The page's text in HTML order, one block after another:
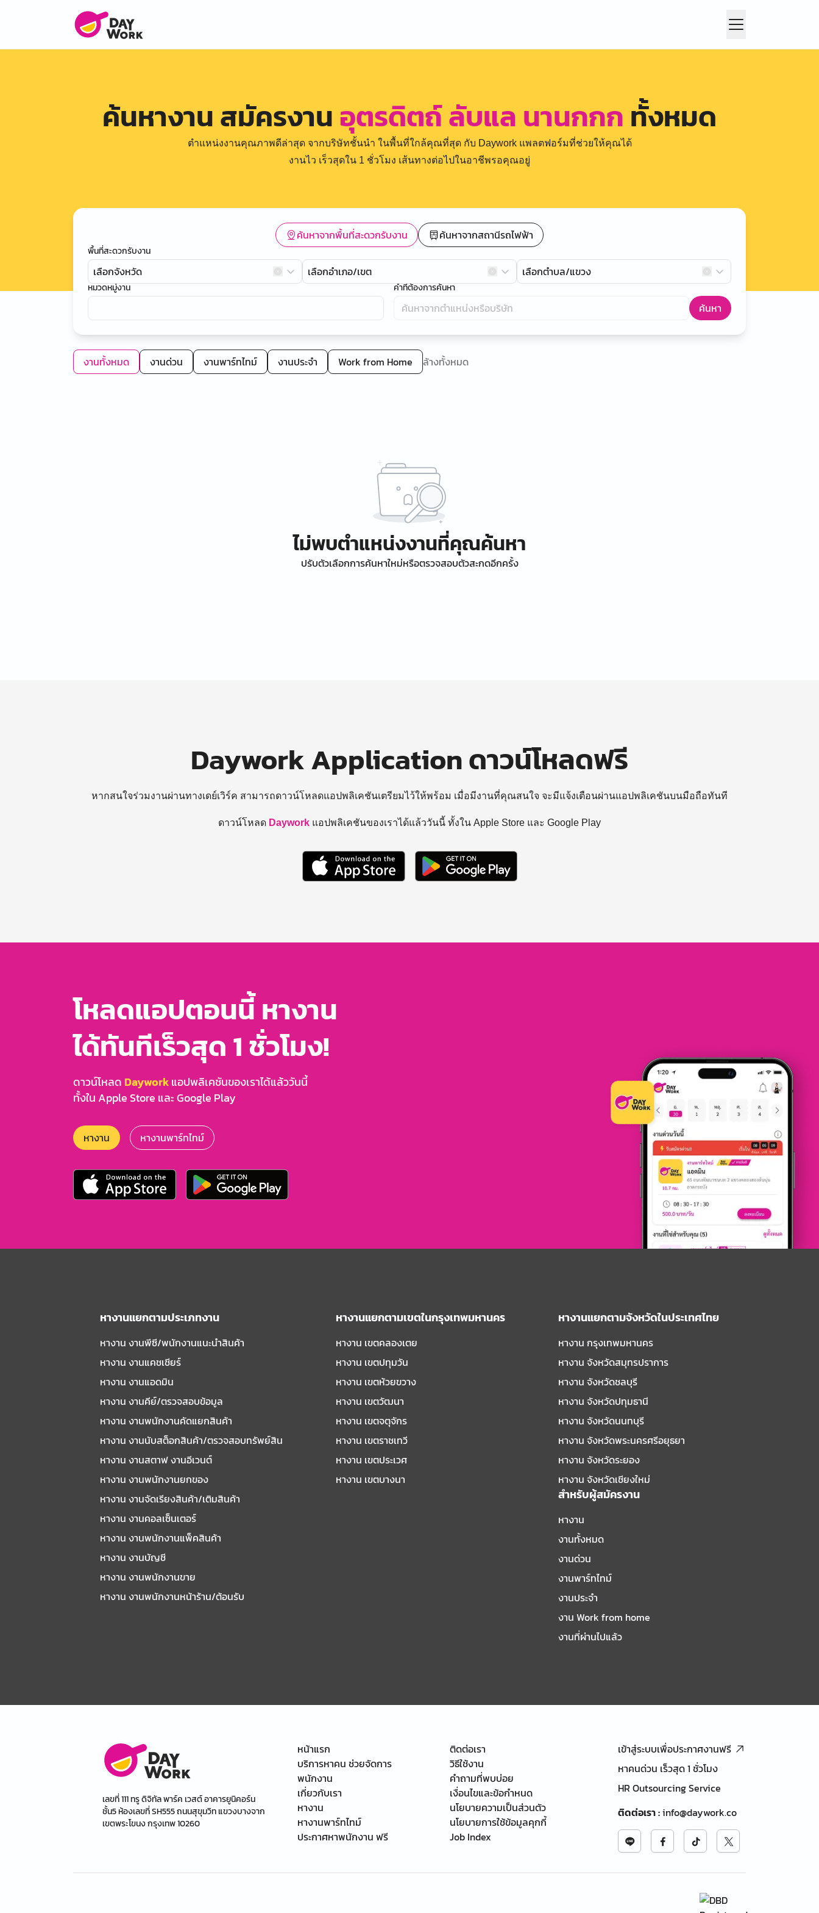
ค้นหางาน สมัครงานอุตรดิตถ์ ลับแล นานกกก ทั้งหมด
ตำแหน่งงานคุณภาพดีล่าสุด จากบริษัทชั้นนำ ในพื้นที่ใกล้คุณที่สุด กับ Daywork แพลตฟอร์มที่ช่วยให้คุณได้
งานไว เร็วสุดใน 1 ชั่วโมง เส้นทางต่อไปในอาชีพรอคุณอยู่
ค้นหาจากพื้นที่สะดวกรับงาน ค้นหาจากสถานีรถไฟฟ้า
พื้นที่สะดวกรับงาน
เลือกจังหวัด เลือกอำเภอ/เขต เลือกตำบล/แขวง
หมวดหมู่งาน คำที่ต้องการค้นหา
ค้นหา
งานทั้งหมด งานด่วน งานพาร์ทไทม์ งานประจำ Work from Home ล้างทั้งหมด
ไม่พบตำแหน่งงานที่คุณค้นหา
ปรับตัวเลือกการค้นหาใหม่หรือตรวจสอบตัวสะกดอีกครั้ง
Daywork Application ดาวน์โหลดฟรี
หากสนใจร่วมงานผ่านทางเดย์เวิร์ค สามารถดาวน์โหลดแอปพลิเคชันเตรียมไว้ให้พร้อม เมื่อมีงานที่คุณสนใจ จะมีแจ้งเตือนผ่านแอปพลิเคชันบนมือถือทันที
ดาวน์โหลด Daywork แอปพลิเคชันของเราได้แล้ววันนี้ ทั้งใน Apple Store และ Google Play
โหลดแอปตอนนี้ หางาน
ได้ทันทีเร็วสุด 1 ชั่วโมง!
ดาวน์โหลด Dayworkแอปพลิเคชันของเราได้แล้ววันนี้
ทั้งใน Apple Store และ Google Play
หางาน หางานพาร์ทไทม์
หางานแยกตามประเภทงาน
หางาน งานพีซี/พนักงานแนะนําสินค้า
หางาน งานแคชเชียร์
หางาน งานแอดมิน
หางาน งานคีย์/ตรวจสอบข้อมูล
หางาน งานพนักงานคัดแยกสินค้า
หางาน งานนับสต็อกสินค้า/ตรวจสอบทรัพย์สิน
หางาน งานสตาฟ งานอีเวนต์
หางาน งานพนักงานยกของ
หางาน งานจัดเรียงสินค้า/เติมสินค้า
หางาน งานคอลเซ็นเตอร์
หางาน งานพนักงานแพ็คสินค้า
หางาน งานบัญชี
หางาน งานพนักงานขาย
หางาน งานพนักงานหน้าร้าน/ต้อนรับ
หางานแยกตามเขตในกรุงเทพมหานคร
หางาน เขตคลองเตย
หางาน เขตปทุมวัน
หางาน เขตห้วยขวาง
หางาน เขตวัฒนา
หางาน เขตจตุจักร
หางาน เขตราชเทวี
หางาน เขตประเวศ
หางาน เขตบางนา
หางานแยกตามจังหวัดในประเทศไทย
หางาน กรุงเทพมหานคร
หางาน จังหวัดสมุทรปราการ
หางาน จังหวัดชลบุรี
หางาน จังหวัดปทุมธานี
หางาน จังหวัดนนทบุรี
หางาน จังหวัดพระนครศรีอยุธยา
หางาน จังหวัดระยอง
หางาน จังหวัดเชียงใหม่
สำหรับผู้สมัครงาน
หางาน
งานทั้งหมด
งานด่วน
งานพาร์ทไทม์
งานประจำ
งาน Work from home
งานที่ผ่านไปแล้ว
เลขที่ 111 ทรู ดิจิทัล พาร์ค เวสต์ อาคารยูนิคอร์น
ชั้น5 ห้องเลขที่ SH555 ถนนสุขุมวิท แขวงบางจาก
เขตพระโขนง กรุงเทพ 10260
หน้าแรก
บริการหาคน ช่วยจัดการ
พนักงาน
เกี่ยวกับเรา
หางาน
หางานพาร์ทไทม์
ประกาศหาพนักงาน ฟรี
ติดต่อเรา
วิธีใช้งาน
คำถามที่พบบ่อย
เงื่อนไขและข้อกำหนด
นโยบายความเป็นส่วนตัว
นโยบายการใช้ข้อมูลคุกกี้
Job Index
เข้าสู่ระบบเพื่อประกาศงานฟรี
หาคนด่วน เร็วสุด 1 ชั่วโมง
HR Outsourcing Service
ติดต่อเรา:info@daywork.co